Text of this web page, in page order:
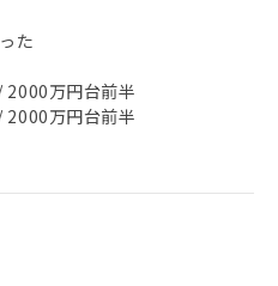
た
万円台前半
万円台前半